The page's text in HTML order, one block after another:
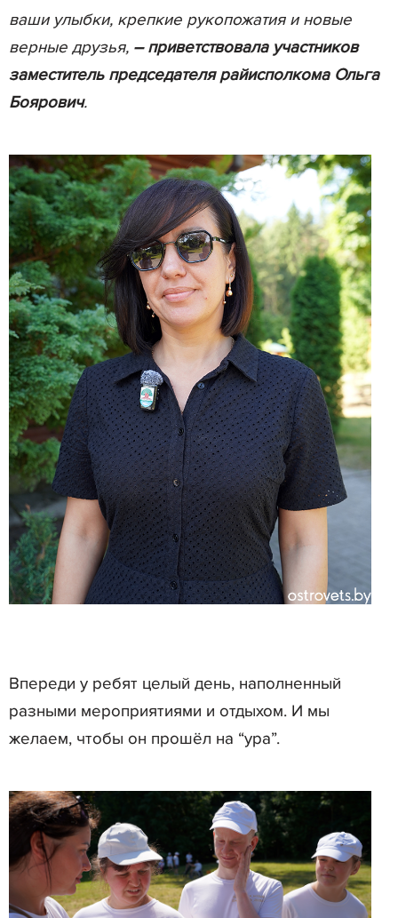
ваши улыбки, крепкие рукопожатия и новые
верные друзья, – приветствовала участников
заместитель председателя райисполкома Ольга
Боярович.
Впереди у ребят целый день, наполненный
разными мероприятиями и отдыхом. И мы
желаем, чтобы он прошёл на “ура”.